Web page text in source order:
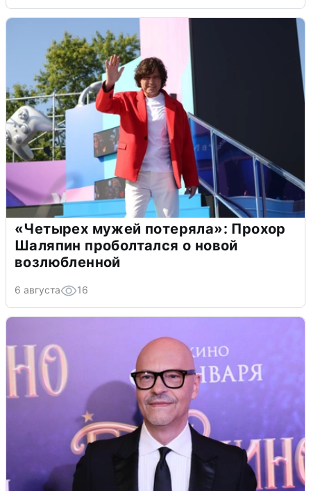
«Четырех мужей потеряла»: Прохор
Шаляпин проболтался о новой
возлюбленной
6 августа 16